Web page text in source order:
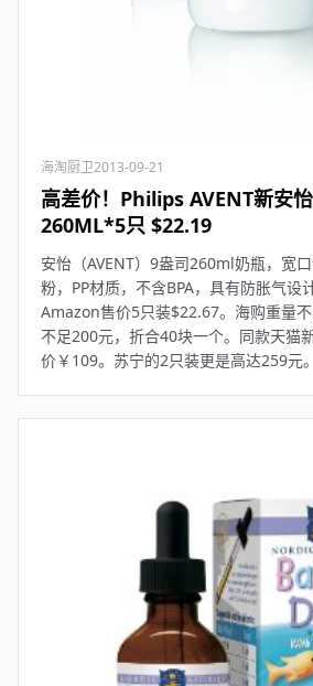
海淘厨卫2013-09-21
高差价！Philips AVENT新安
260ML*5只 $22.19
安怡（AVENT）9盎司260ml奶瓶，宽
粉，PP材质，不含BPA，具有防胀气设
Amazon售价5只装$22.67。海购重量
不足200元，折合40块一个。同款天猫
价￥109。苏宁的2只装更是高达259元。